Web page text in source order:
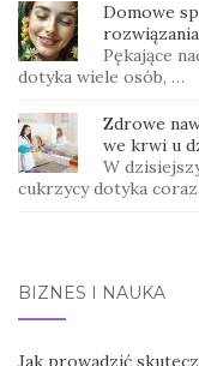
Domowe
Pękające
dotyka wiele osób, …
Zdrowe
we krwi u
W
cukrzycy dotyka
BIZNES I NAUKA
Jak prowadzić